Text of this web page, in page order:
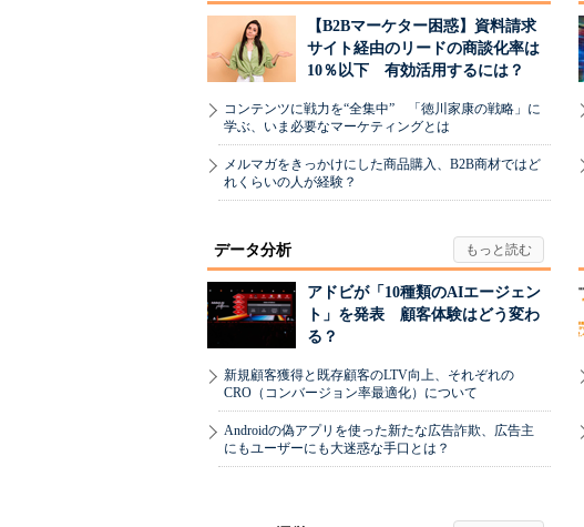
【B2Bマーケター困惑】資料請求
サイト経由のリードの商談化率は
10％以下 有効活用するには？
コンテンツに戦力を“全集中” 「徳川家康の戦略」に
学ぶ、いま必要なマーケティングとは
メルマガをきっかけにした商品購入、B2B商材ではど
れくらいの人が経験？
データ分析
アドビが「10種類のAIエージェン
ト」を発表 顧客体験はどう変わ
る？
新規顧客獲得と既存顧客のLTV向上、それぞれの
CRO（コンバージョン率最適化）について
Androidの偽アプリを使った新たな広告詐欺、広告主
にもユーザーにも大迷惑な手口とは？